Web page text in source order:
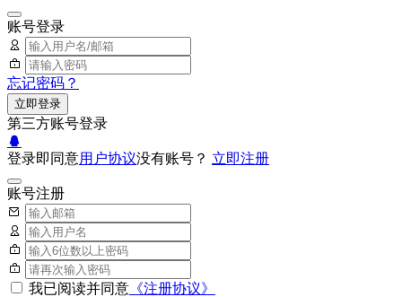
账号登录
忘记密码？
立即登录
第三方账号登录
登录即同意用户协议没有账号？ 立即注册
账号注册
我已阅读并同意 《注册协议》